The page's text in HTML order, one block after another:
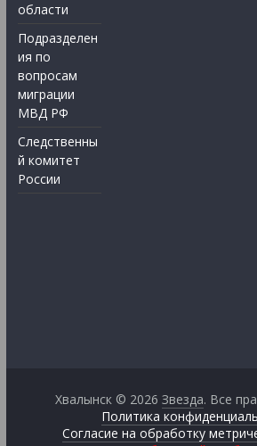
области
Подразделен
ия по
вопросам
миграции
МВД РФ
Следственны
й комитет
России
Хвалынск © 2026Звезда. Все
Политика
Согласие на обработку